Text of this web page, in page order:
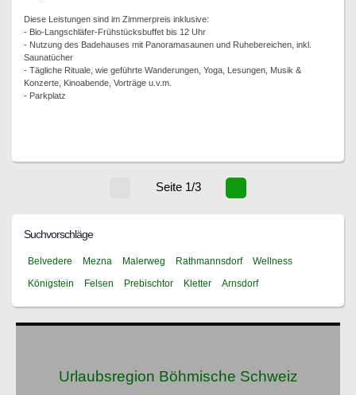
Diese Leistungen sind im Zimmerpreis inklusive:
- Bio-Langschläfer-Frühstücksbuffet bis 12 Uhr
- Nutzung des Badehauses mit Panoramasaunen und Ruhebereichen, inkl.
Saunatücher
- Tägliche Rituale, wie geführte Wanderungen, Yoga, Lesungen, Musik &
Konzerte, Kinoabende, Vorträge u.v.m.
- Parkplatz
Seite 1/3
Suchvorschläge
Belvedere Mezna Malerweg Rathmannsdorf
Wellness
Königstein
Felsen Prebischtor Kletter Arnsdorf
Urlaubsregion Böhmische Schweiz